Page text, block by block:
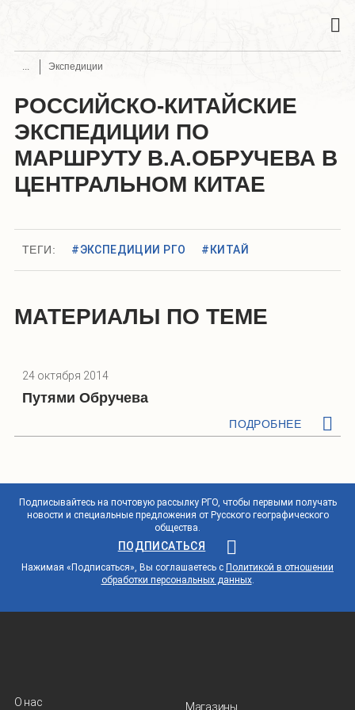
Экспедиции
РОССИЙСКО-КИТАЙСКИЕ
ЭКСПЕДИЦИИ ПО
МАРШРУТУ В.А.ОБРУЧЕВА В
ЦЕНТРАЛЬНОМ КИТАЕ
ТЕГИ: #ЭКСПЕДИЦИИ РГО #КИТАЙ
МАТЕРИАЛЫ ПО ТЕМЕ
24 октября 2014
Путями Обручева
ПОДРОБНЕЕ
Подписывайтесь на почтовую рассылку РГО, чтобы первыми получать
новости и специальные предложения от Русского географического
общества.
ПОДПИСАТЬСЯ
Нажимая «Подписаться», Вы соглашаетесь с Политикой в отношении
обработки персональных данных.
О нас Магазины